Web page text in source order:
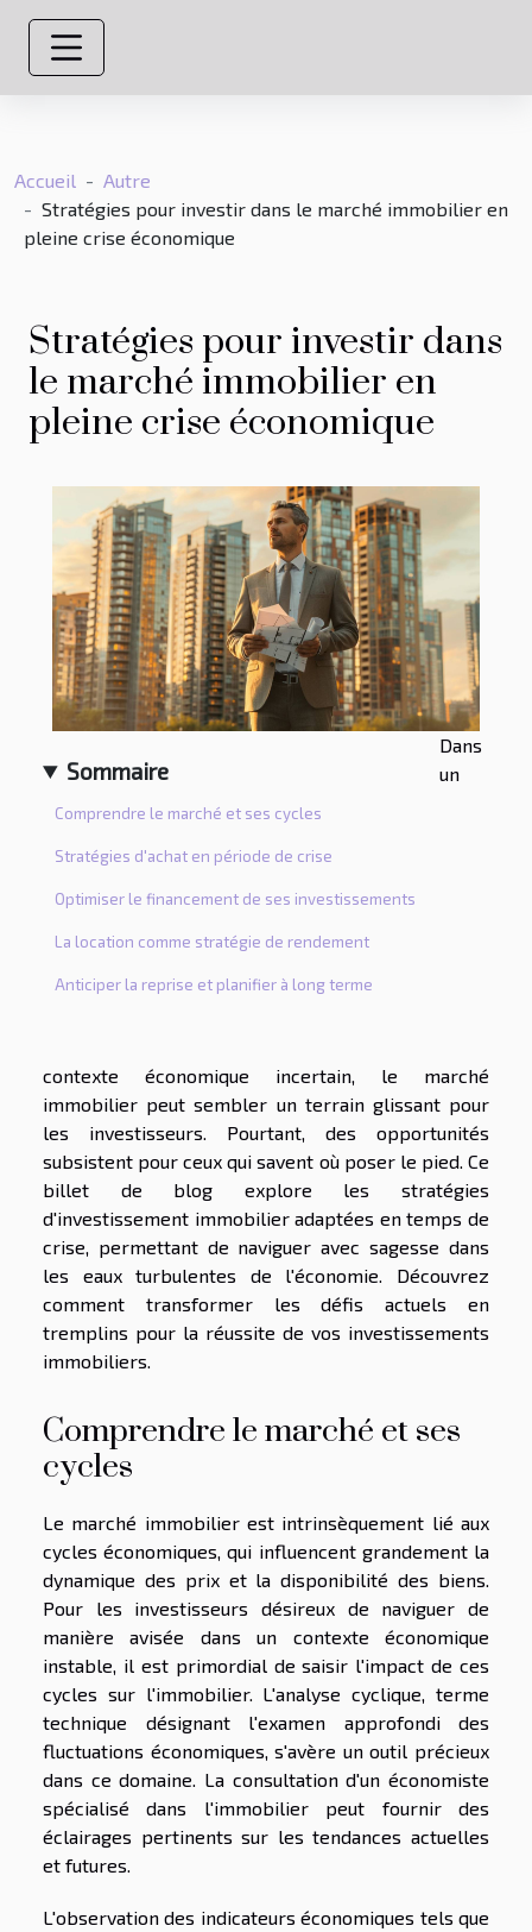
Accueil
Autre
Stratégies pour investir dans le marché immobilier en
pleine crise économique
Stratégies pour investir dans
le marché immobilier en
pleine crise économique
Sommaire
Comprendre le marché et ses cycles
Stratégies d'achat en période de crise
Optimiser le financement de ses investissements
La location comme stratégie de rendement
Anticiper la reprise et planifier à long terme
Dans
un
contexte économique incertain, le marché
immobilier peut sembler un terrain glissant pour
les investisseurs. Pourtant, des opportunités
subsistent pour ceux qui savent où poser le pied. Ce
billet de blog explore les stratégies
d'investissement immobilier adaptées en temps de
crise, permettant de naviguer avec sagesse dans
les eaux turbulentes de l'économie. Découvrez
comment transformer les défis actuels en
tremplins pour la réussite de vos investissements
immobiliers.
Comprendre le marché et ses
cycles
Le marché immobilier est intrinsèquement lié aux
cycles économiques, qui influencent grandement la
dynamique des prix et la disponibilité des biens.
Pour les investisseurs désireux de naviguer de
manière avisée dans un contexte économique
instable, il est primordial de saisir l'impact de ces
cycles sur l'immobilier. L'analyse cyclique, terme
technique désignant l'examen approfondi des
fluctuations économiques, s'avère un outil précieux
dans ce domaine. La consultation d'un économiste
spécialisé dans l'immobilier peut fournir des
éclairages pertinents sur les tendances actuelles
et futures.
L'observation des indicateurs économiques tels que